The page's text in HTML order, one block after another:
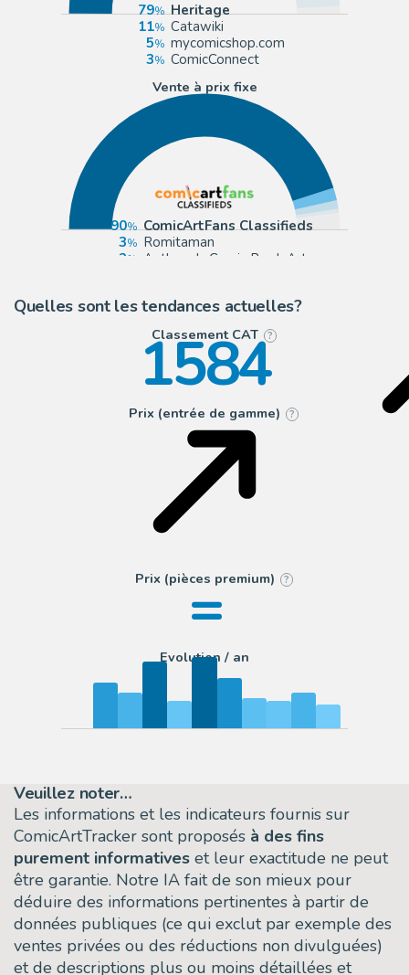
79
Heritage
11
Catawiki
5
mycomicshop.com
3
ComicConnect
Vente à prix fixe
90
ComicArtFans Classifieds
3
Romitaman
2
Anthony's Comic Book Art
Quelles sont les tendances actuelles?
Classement CAT ?
1584
Prix (entrée de gamme) ?
Prix (pièces premium) ?
=
Evolution / an
Veuillez noter…
Les informations et les indicateurs fournis sur
ComicArtTracker sont proposés à des fins
purement informatives et leur exactitude ne peut
être garantie. Notre IA fait de son mieux pour
déduire des informations pertinentes à partir de
données publiques (ce qui exclut par exemple des
ventes privées ou des réductions non divulguées)
et de descriptions plus ou moins détaillées et